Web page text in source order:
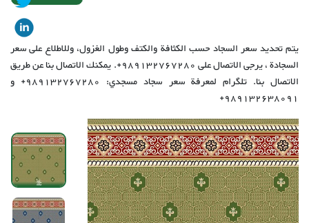
يتم تحديد سعر السجاد حسب الكثافة والكتف وطول الغزول، وللاطلاع على سعر
السجادة ، يرجى الاتصال على 989132767280+. يمكنك الاتصال بنا عن طريق
الاتصال بنا. تلگرام لمعرفة سعر سجاد مسجدي: 989132767280+ و
989132638091+